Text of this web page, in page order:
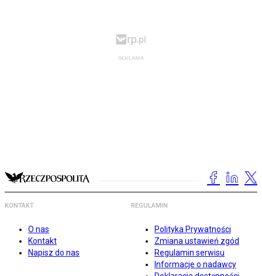
KONTAKT
O nas
Kontakt
Napisz do nas
REGULAMIN
Polityka Prywatności
Zmiana ustawień zgód
Regulamin serwisu
Informacje o nadawcy